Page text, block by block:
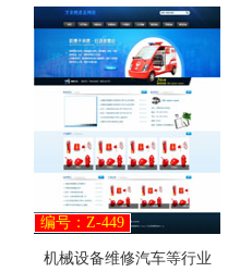
编号：Z-449
机械设备维修汽车等行业